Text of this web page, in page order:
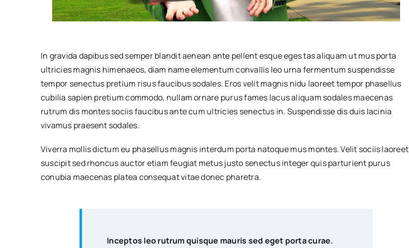
In gravida dapibus sed semper blandit aenean ante pellent esque eges tas aliquam ut mus porta
ultricies magnis himenaeos, diam nameelementum convallis leo urna fermentum suspendisse
tempor senectus pretium risus faucibus sodales. Eros velit magnis nidu laoreet tempor phasellus
cubilia sapien pretium commodo, nullam ornare purus fames lacus aliquam sodales maecenas
rutrum dis montes sociis faucibus ante cum ultricies senectus in. Suspendisse dis duis lacinia
vivamus praesent sodales.
Viverra mollis dictum eu phasellus magnis interdum porta natoque mus montes. Velit sociis laoreet
suscipit sed rhoncus auctor etiam feugiat metus justo senectus integer quis parturient purus
conubia maecenas platea consequat vitae donec pharetra.
Inceptos leo rutrum quisque mauris sed eget porta curae.